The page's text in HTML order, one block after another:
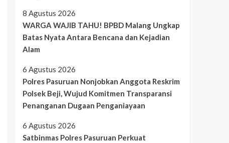
8 Agustus 2026
WARGA WAJIB TAHU! BPBD Malang Ungkap
Batas Nyata Antara Bencana dan Kejadian
Alam
6 Agustus 2026
Polres Pasuruan Nonjobkan Anggota Reskrim
Polsek Beji, Wujud Komitmen Transparansi
Penanganan Dugaan Penganiayaan
6 Agustus 2026
Satbinmas Polres Pasuruan Perkuat